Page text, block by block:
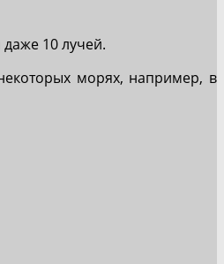
10 лучей.
морях, например, в